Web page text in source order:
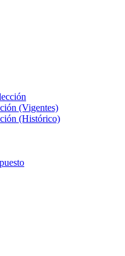
(Vigentes)
(Histórico)